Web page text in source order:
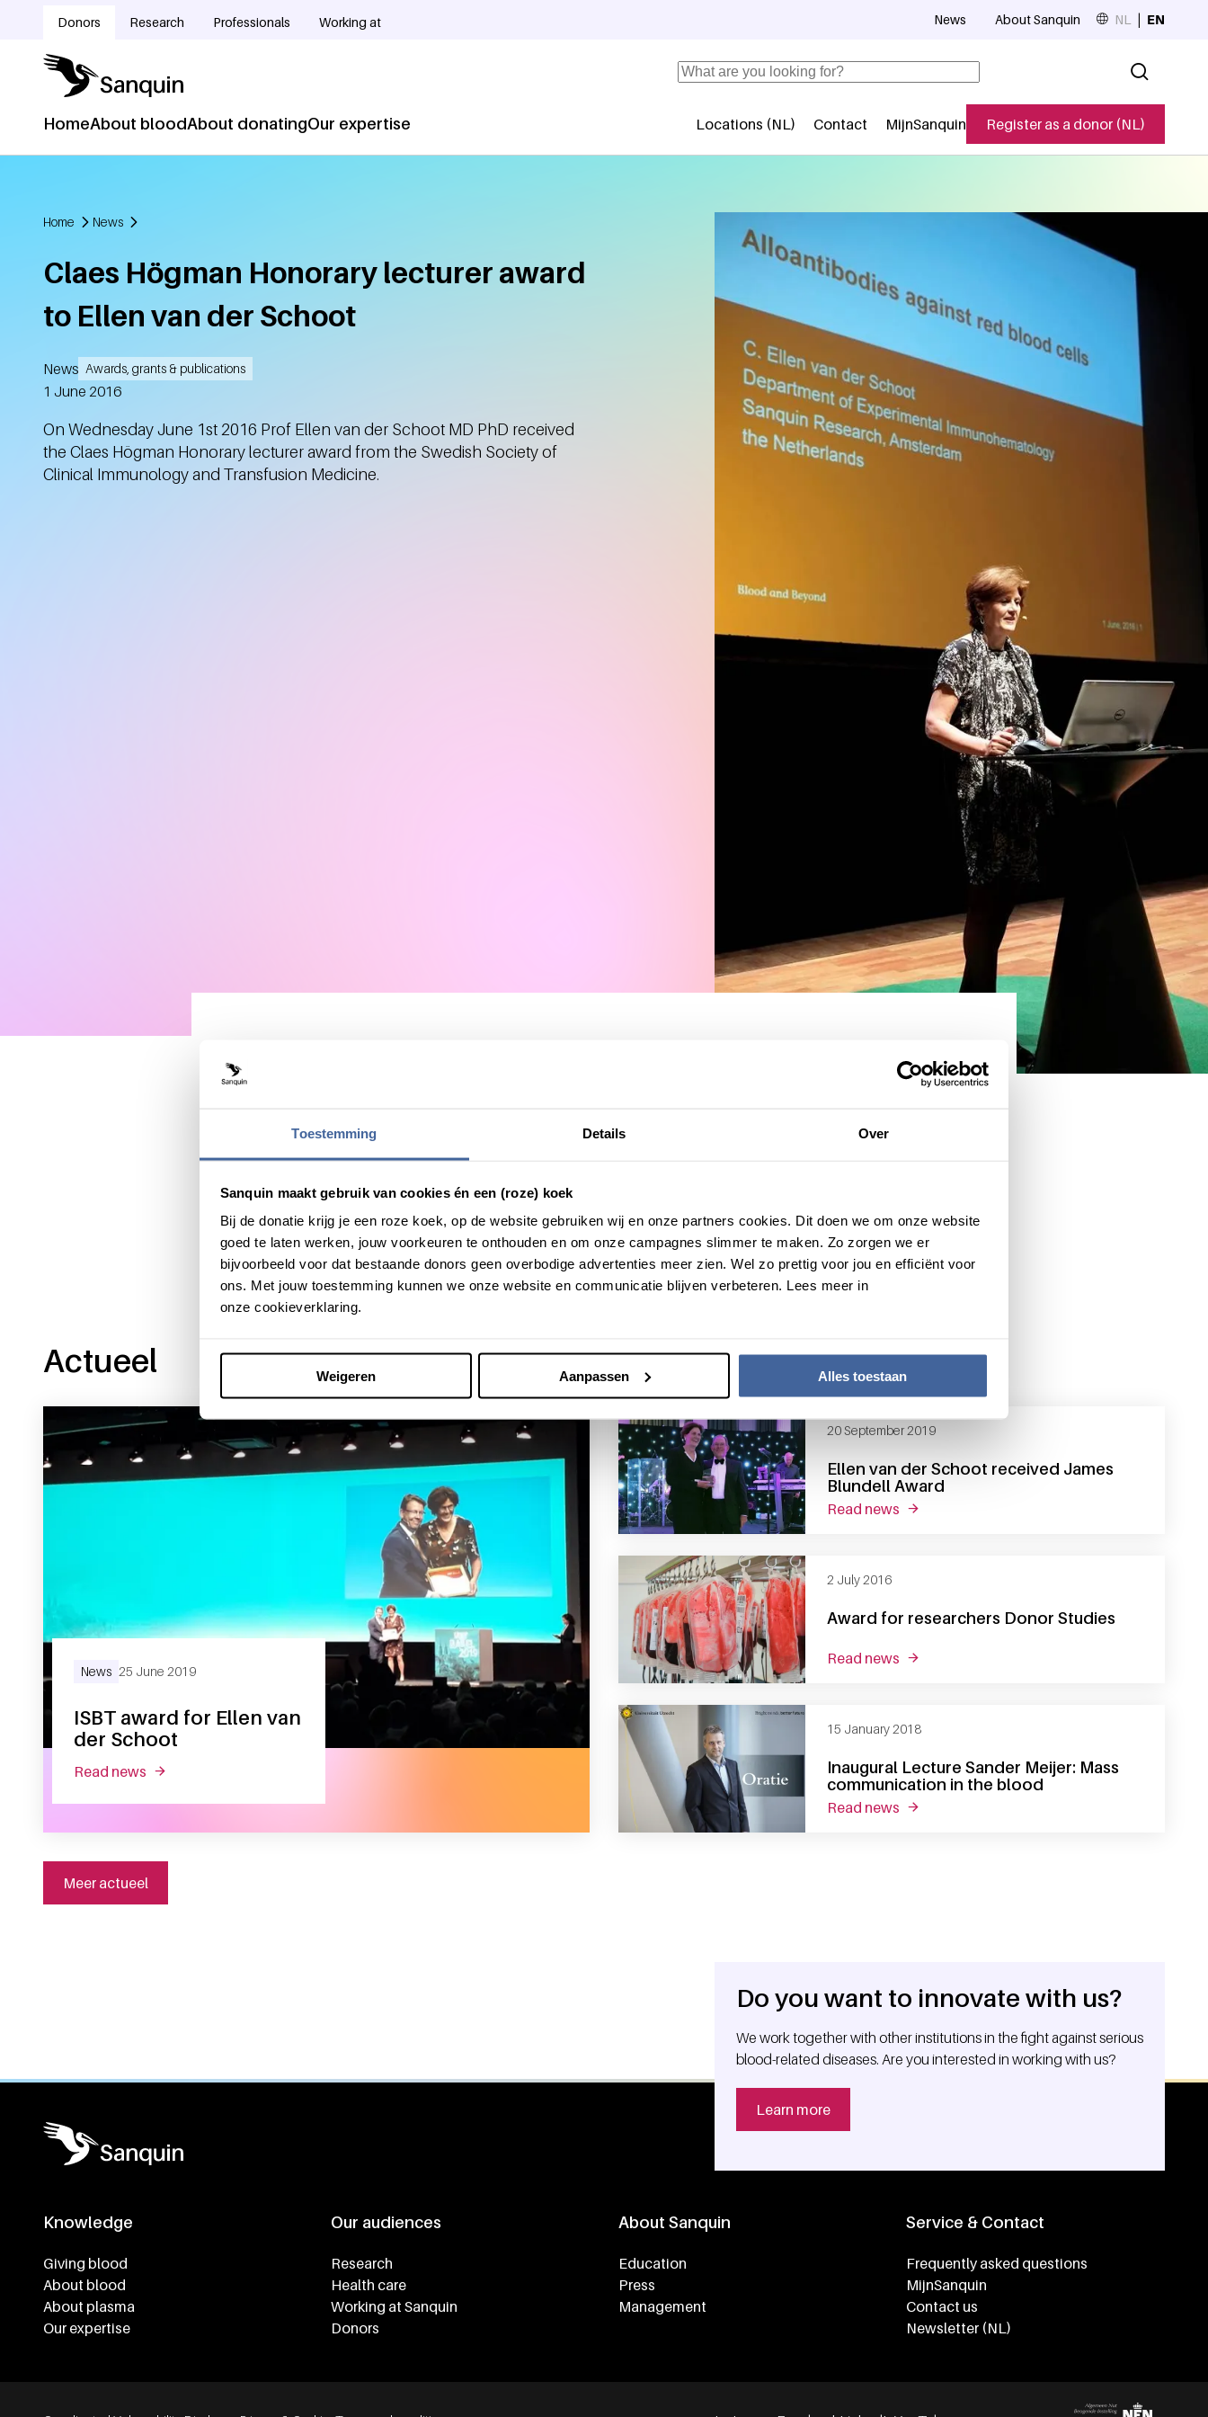
Toestemming Details Over
Sanquin maakt gebruik van cookies én een (roze) koek
Bij de donatie krijg je een roze koek, op de website gebruiken wij en onze partners cookies. Dit doen we om onze website
goed te laten werken, jouw voorkeuren te onthouden en om onze campagnes slimmer te maken. Zo zorgen we er
bijvoorbeeld voor dat bestaande donors geen overbodige advertenties meer zien. Wel zo prettig voor jou en efficiënt voor
ons. Met jouw toestemming kunnen we onze website en communicatie blijven verbeteren. Lees meer in
onze cookieverklaring.
Weigeren Aanpassen Alles toestaan
Donors Research Professionals Working at
Hoofdnavigatie
HomeAbout bloodAbout donatingOur expertise
Secundaire navigatie
Locations (NL) Contact MijnSanquin Register as a donor (NL)
News About Sanquin NL EN
Search
Home News
Claes Högman Honorary lecturer award
to Ellen van der Schoot
News Awards, grants & publications
Created
1 June 2016
On Wednesday June 1st 2016 Prof Ellen van der Schoot MD PhD received
the Claes Högman Honorary lecturer award from the Swedish Society of
Clinical Immunology and Transfusion Medicine.
This award is given to scientists to honor their contributions to the field of Transfusion Medicine. During the well-
attended 2-day conference in Umeå (Sweden) Ellen van der Schoot presented two lecturers.
Share this message with:
Actueel
ISBT award for Ellen van
der Schoot
News 25 June 2019
read news about isbt award for ellen van der schoot
Ellen van der Schoot received James
Blundell Award
20 September 2019
read news about ellen van der schoot received james
Award for researchers Donor Studies
2 July 2016
read news about award for researchers donor studies
Inaugural Lecture Sander Meijer: Mass
communication in the blood
15 January 2018
read news about inaugural lecture sander meijer: mass
Meer actueel
Do you want to innovate with us?
We work together with other institutions in the fight against serious
blood-related diseases. Are you interested in working with us?
Learn more
Knowledge
Giving blood
About blood
About plasma
Our expertise
Our audiences
Research
Health care
Working at Sanquin
Donors
About Sanquin
Education
Press
Management
Service & Contact
Frequently asked questions
MijnSanquin
Contact us
Newsletter (NL)
Footer bottom navigation